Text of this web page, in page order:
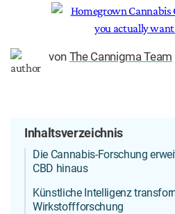
von The Cannigma Team
Inhaltsverzeichnis
Die Cannabis-Forschung
CBD hinaus
Künstliche Intelligenz
Wirkstoffforschung